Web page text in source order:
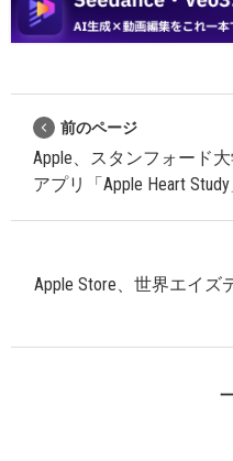
前のページ
Apple、スタンフォード
アプリ「Apple Heart
Apple Store、世界エイズ